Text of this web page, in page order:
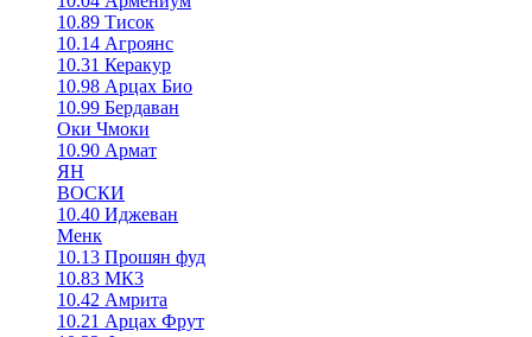
10.89 Тисок
10.14 Агроянс
10.31 Керакур
10.98 Арцах Био
10.99 Бердаван
Оки Чмоки
10.90 Армат
ЯН
ВОСКИ
10.40 Иджеван
Менк
10.13 Прошян фуд
10.83 МК3
10.42 Амрита
10.21 Арцах Фрут